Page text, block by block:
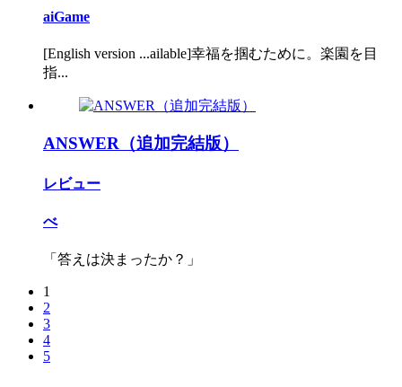
aiGame
[English version ...ailable]幸福を掴むために。楽園を目
指...
ANSWER（追加完結版）
レビュー
べ
「答えは決まったか？」
1
2
3
4
5